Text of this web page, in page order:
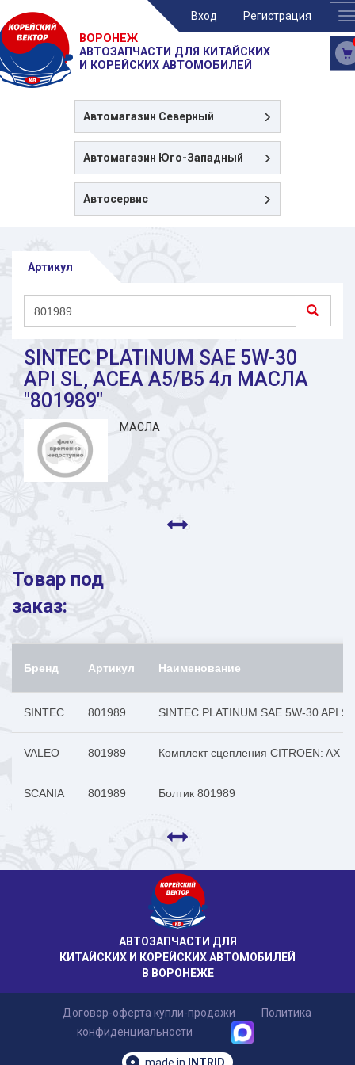
Вход Регистрация
ВОРОНЕЖ
АВТОЗАПЧАСТИ ДЛЯ КИТАЙСКИХ
И КОРЕЙСКИХ АВТОМОБИЛЕЙ
Автомагазин Северный
Автомагазин Юго-Западный
Автосервис
Артикул
SINTEC PLATINUM SAE 5W-30
API SL, ACEA A5/B5 4л МАСЛА
"801989"
МАСЛА
Товар под
заказ:
Бренд Артикул Наименование
SINTEC 801989 SINTEC PLATINUM SAE 5W-30 API
VALEO 801989 Комплект сцепления CITROEN: AX
SCANIA 801989 Болтик 801989
АВТОЗАПЧАСТИ ДЛЯ
КИТАЙСКИХ И КОРЕЙСКИХ АВТОМОБИЛЕЙ
В ВОРОНЕЖЕ
Договор-оферта купли-продажи
Политика
конфиденциальности